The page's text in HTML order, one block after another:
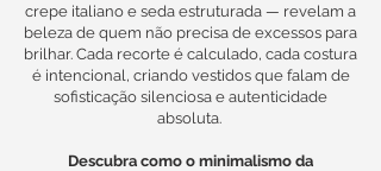
crepe italiano e seda estruturada — revelam a
beleza de quem não precisa de excessos para
brilhar. Cada recorte é calculado, cada costura
é intencional, criando vestidos que falam de
sofisticação silenciosa e autenticidade
absoluta.
Descubra como o minimalismo da